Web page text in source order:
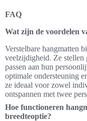
FAQ
Wat zijn de voordelen
Verstelbare hangmatten
veelzijdigheid. Ze stellen
passen aan hun
optimale ondersteuning
ze ideaal voor zowel
ontspannen met twee
Hoe functioneren
breedteoptie?